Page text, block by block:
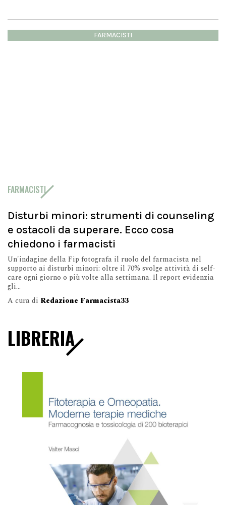
FARMACISTI
FARMACISTI
Disturbi minori: strumenti di counseling
e ostacoli da superare. Ecco cosa
chiedono i farmacisti
Un'indagine della Fip fotografa il ruolo del farmacista nel
supporto ai disturbi minori: oltre il 70% svolge attività di self-
care ogni giorno o più volte alla settimana. Il report evidenzia
gli...
A cura di Redazione Farmacista33
LIBRERIA